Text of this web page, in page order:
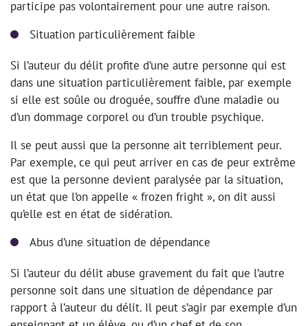
participe pas volontairement pour une autre raison.
Situation particulièrement faible
Si l’auteur du délit profite d’une autre personne qui est
dans une situation particulièrement faible, par exemple
si elle est soûle ou droguée, souffre d’une maladie ou
d’un dommage corporel ou d’un trouble psychique.
Il se peut aussi que la personne ait terriblement peur.
Par exemple, ce qui peut arriver en cas de peur extrême
est que la personne devient paralysée par la situation,
un état que l’on appelle « frozen fright », on dit aussi
qu’elle est en état de sidération.
Abus d’une situation de dépendance
Si l’auteur du délit abuse gravement du fait que l’autre
personne soit dans une situation de dépendance par
rapport à l’auteur du délit. Il peut s’agir par exemple d’un